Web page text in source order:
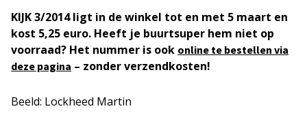
KIJK 3/2014 ligt in de winkel tot en met 5 maart en
kost 5,25 euro. Heeft je buurtsuper hem niet op
voorraad? Het nummer is ook online te bestellen via
deze pagina – zonder verzendkosten!
Beeld: Lockheed Martin